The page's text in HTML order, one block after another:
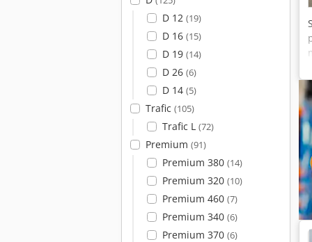
D 12 (19)
D 16 (15)
D 19 (14)
D 26 (6)
D 14 (5)
Trafic (105)
Trafic L (72)
Premium (91)
Premium 380 (14)
Premium 320 (10)
Premium 460 (7)
Premium 340 (6)
Premium 370 (6)